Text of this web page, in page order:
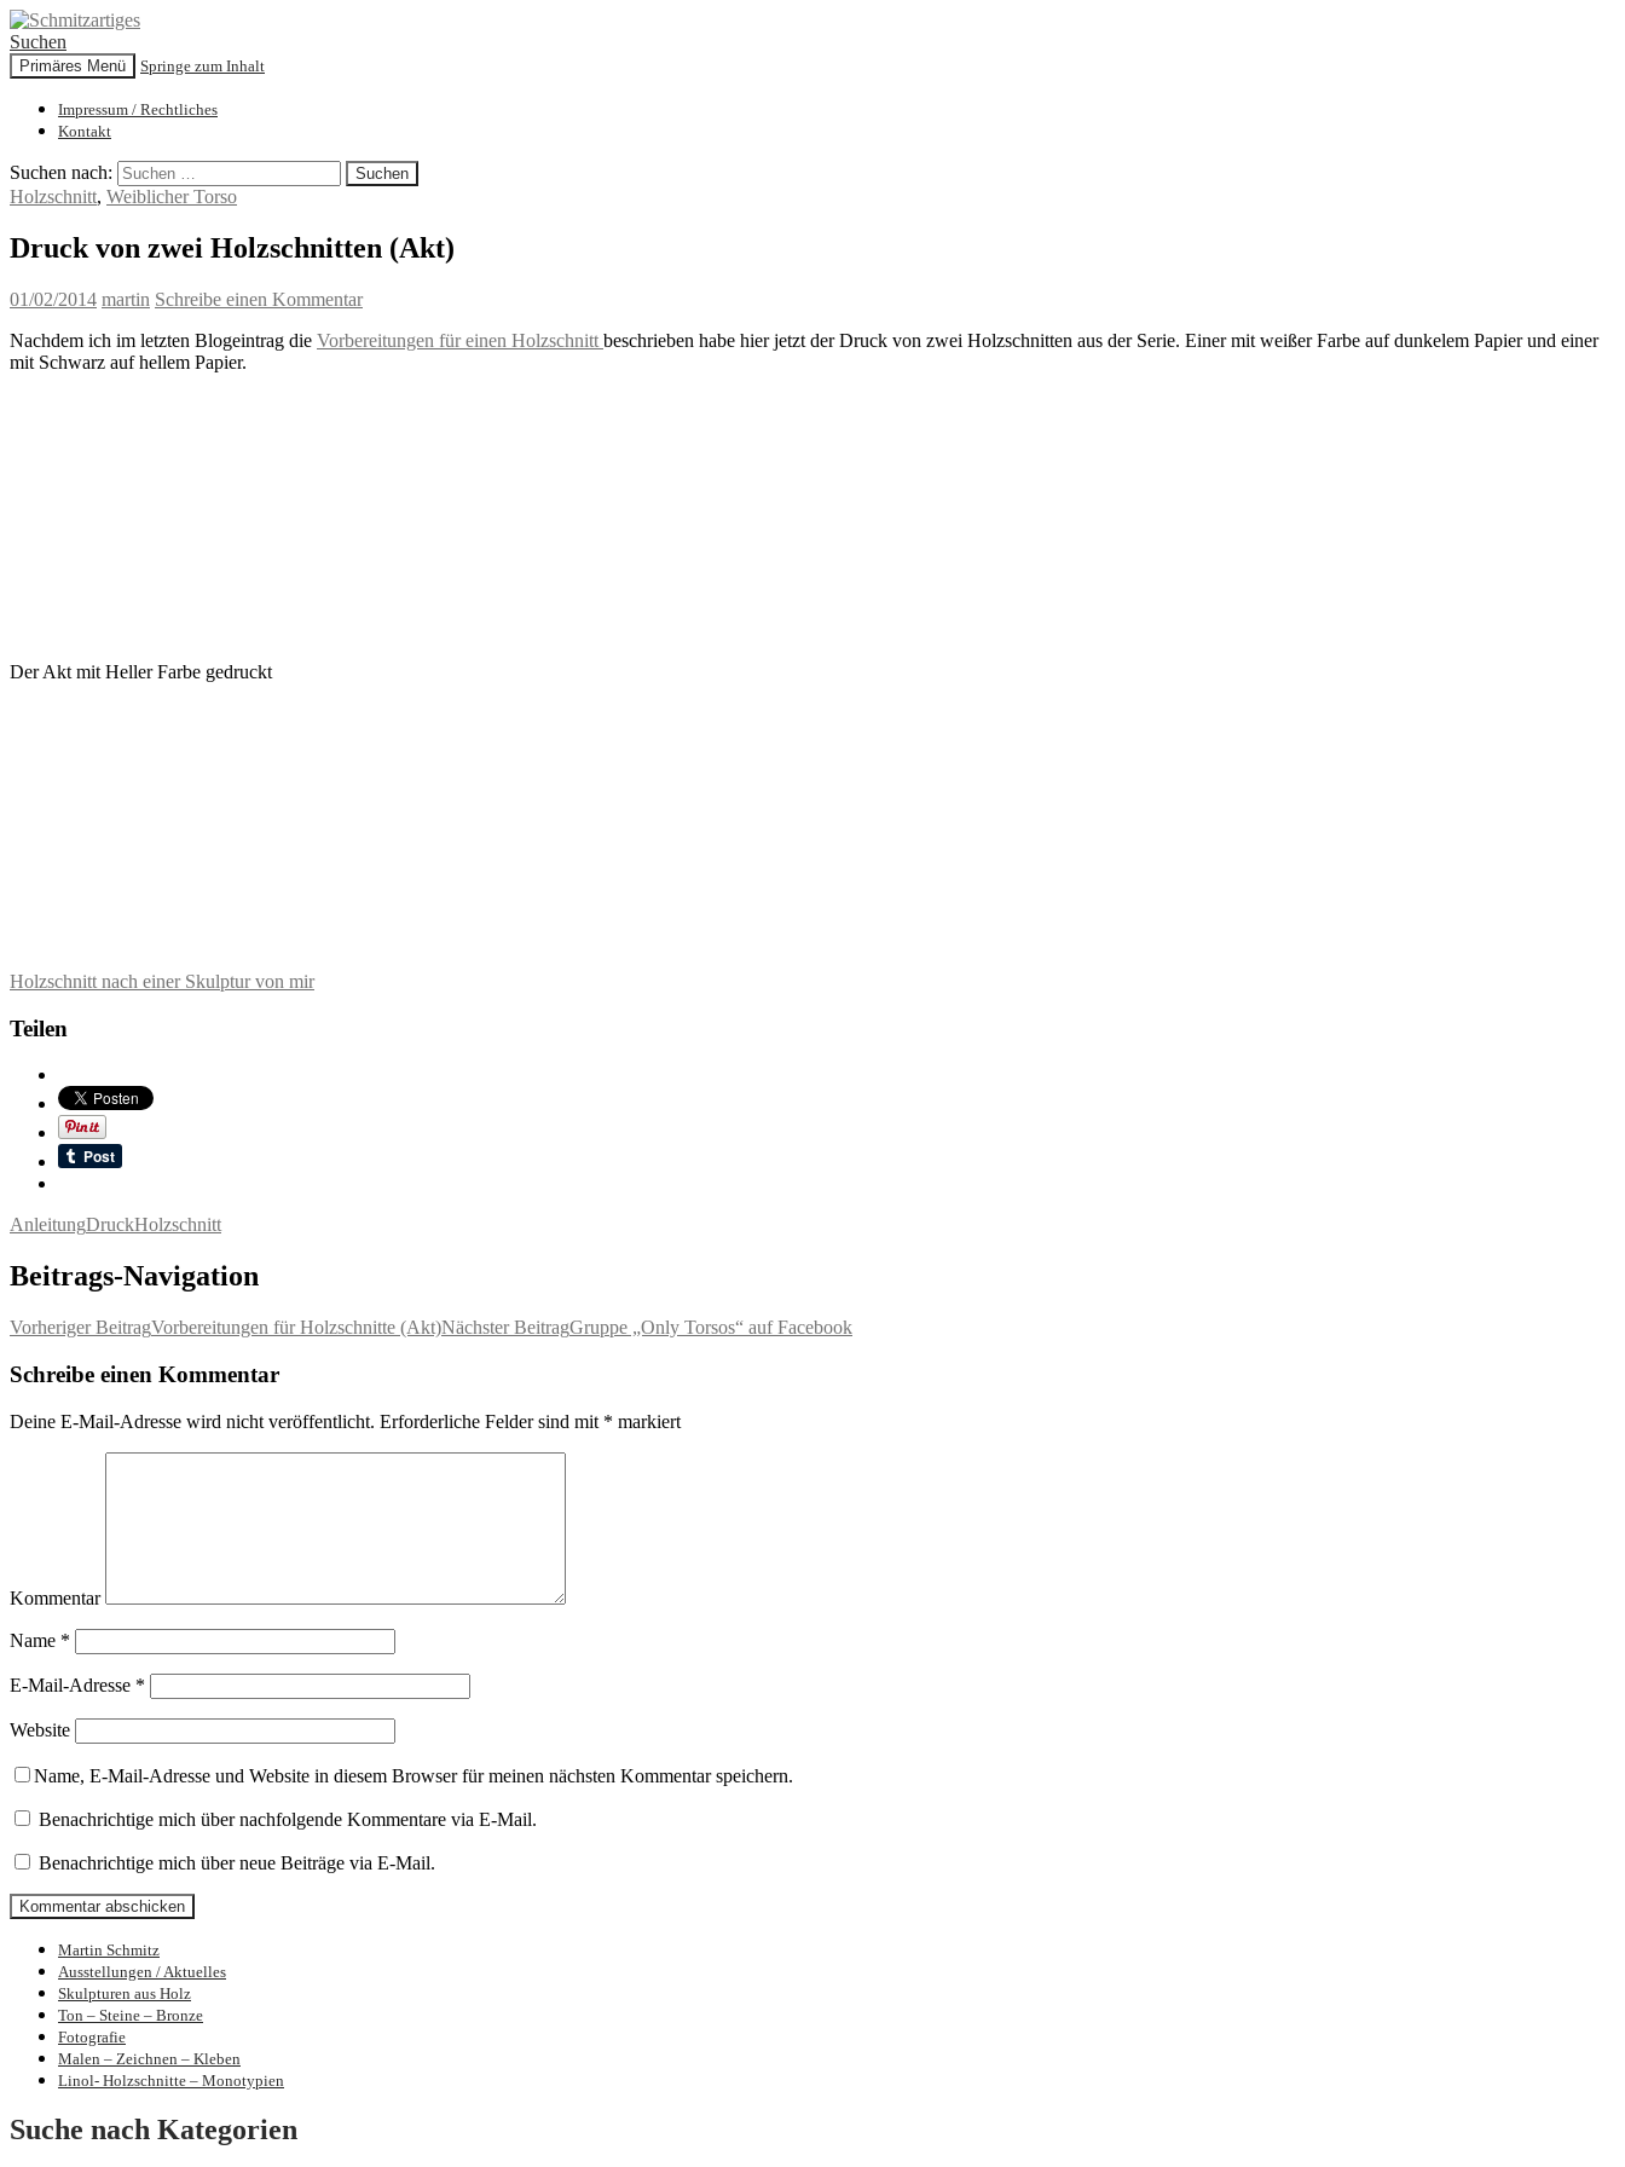
Schmitzartiges
Suchen
Primäres Menü Springe zum Inhalt
Impressum / Rechtliches
Kontakt
Suchen nach:
Holzschnitt, Weiblicher Torso
Druck von zwei Holzschnitten (Akt)
01/02/2014 martin Schreibe einen Kommentar
Nachdem ich im letzten Blogeintrag die Vorbereitungen für einen Holzschnitt beschrieben habe hier jetzt der Druck von zwei Holzschnitten aus der Serie. Einer mit weißer Farbe auf dunkelem Papier und einer
mit Schwarz auf hellem Papier.
Der Akt mit Heller Farbe gedruckt
Holzschnitt nach einer Skulptur von mir
Teilen
AnleitungDruckHolzschnitt
Beitrags-Navigation
Vorheriger BeitragVorbereitungen für Holzschnitte (Akt)Nächster BeitragGruppe „Only Torsos“ auf Facebook
Schreibe einen Kommentar
Deine E-Mail-Adresse wird nicht veröffentlicht. Erforderliche Felder sind mit * markiert
Kommentar
Name *
E-Mail-Adresse *
Website
Name, E-Mail-Adresse und Website in diesem Browser für meinen nächsten Kommentar speichern.
Benachrichtige mich über nachfolgende Kommentare via E-Mail.
Benachrichtige mich über neue Beiträge via E-Mail.
Bilder und Skulpturen von Martin Schmitz
Martin Schmitz
Ausstellungen / Aktuelles
Skulpturen aus Holz
Ton – Steine – Bronze
Fotografie
Malen – Zeichnen – Kleben
Linol- Holzschnitte – Monotypien
Suche nach Kategorien